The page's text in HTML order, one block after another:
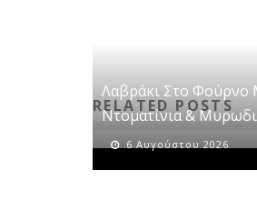
RELATED POSTS
Λαβράκι Στο Φούρνο
Ντοματίνια &
6 Αυγούστου 2026